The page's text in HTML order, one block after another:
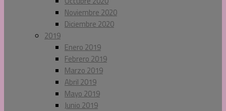
Noviembre 2020
Diciembre 2020
2019
Enero 2019
Febrero 2019
Marzo 2019
Abril 2019
Mayo 2019
Junio 2019